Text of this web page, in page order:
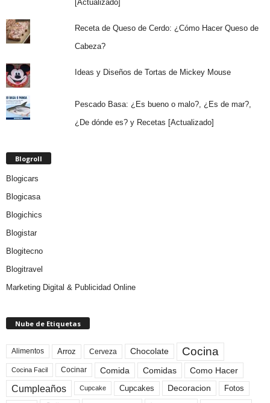
[Actualizado]
Receta de Queso de Cerdo: ¿Cómo Hacer Queso de
Cabeza?
Ideas y Diseños de Tortas de Mickey Mouse
Pescado Basa: ¿Es bueno o malo?, ¿Es de mar?,
¿De dónde es? y Recetas [Actualizado]
Blogroll
Blogicars
Blogicasa
Blogichics
Blogistar
Blogitecno
Blogitravel
Marketing Digital & Publicidad Online
Nube de Etiquetas
Alimentos Arroz Cerveza Chocolate Cocina
Cocina Facil Cocinar Comida Comidas Como Hacer
Cumpleaños Cupcake Cupcakes Decoracion Fotos